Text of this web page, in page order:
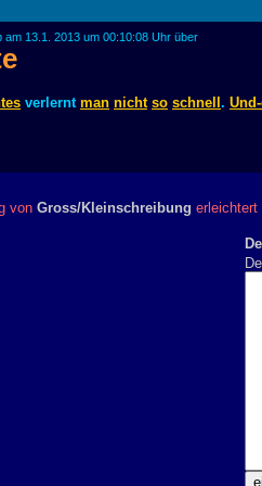
am 13.1. 2013 um 00:10:08 Uhr über
verlernt man nicht so schnell .
von Gross/Kleinschreibung erleichtert